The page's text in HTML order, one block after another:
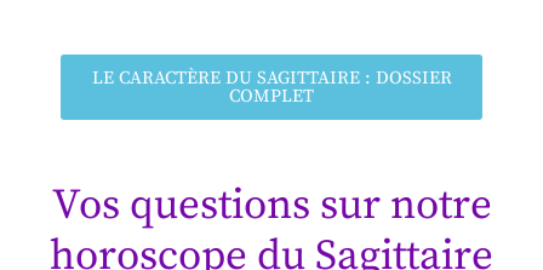
LE CARACTÈRE DU SAGITTAIRE : DOSSIER
COMPLET
Vos questions sur notre
horoscope du Sagittaire